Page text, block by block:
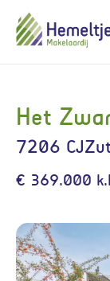
Het
7206 CJ
€ 369.000